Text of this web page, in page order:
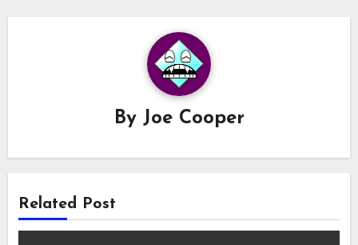
By Joe Cooper
Related Post